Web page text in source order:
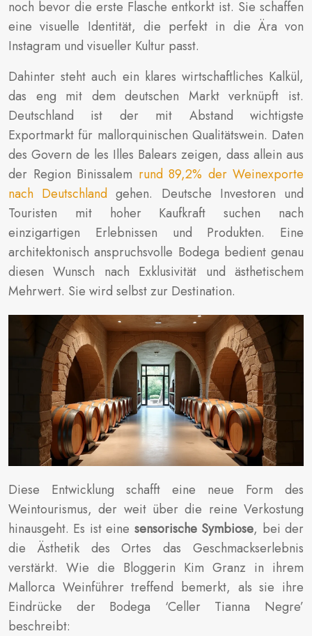
noch bevor die erste Flasche entkorkt ist. Sie schaffen
eine visuelle Identität, die perfekt in die Ära von
Instagram und visueller Kultur passt.
Dahinter steht auch ein klares wirtschaftliches Kalkül,
das eng mit dem deutschen Markt verknüpft ist.
Deutschland ist der mit Abstand wichtigste
Exportmarkt für mallorquinischen Qualitätswein. Daten
des Govern de les Illes Balears zeigen, dass allein aus
der Region Binissalem rund 89,2% der Weinexporte
nach Deutschland gehen. Deutsche Investoren und
Touristen mit hoher Kaufkraft suchen nach
einzigartigen Erlebnissen und Produkten. Eine
architektonisch anspruchsvolle Bodega bedient genau
diesen Wunsch nach Exklusivität und ästhetischem
Mehrwert. Sie wird selbst zur Destination.
Diese Entwicklung schafft eine neue Form des
Weintourismus, der weit über die reine Verkostung
hinausgeht. Es ist eine sensorische Symbiose, bei der
die Ästhetik des Ortes das Geschmackserlebnis
verstärkt. Wie die Bloggerin Kim Granz in ihrem
Mallorca Weinführer treffend bemerkt, als sie ihre
Eindrücke der Bodega ‘Celler Tianna Negre’
beschreibt: